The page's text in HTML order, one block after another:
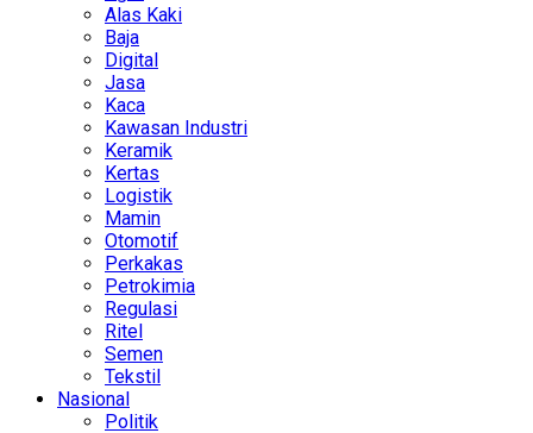
Alas Kaki
Baja
Digital
Jasa
Kaca
Kawasan Industri
Keramik
Kertas
Logistik
Mamin
Otomotif
Perkakas
Petrokimia
Regulasi
Ritel
Semen
Tekstil
Nasional
Politik